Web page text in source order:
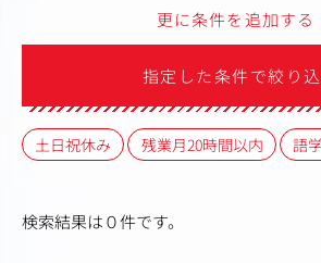
更に条件を追加する
指定した条件で絞り
土日祝休み 残業月20時間以内 語
検索結果は０件です。